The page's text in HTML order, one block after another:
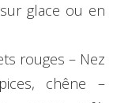
glace ou en
rouges – Nez
chêne –